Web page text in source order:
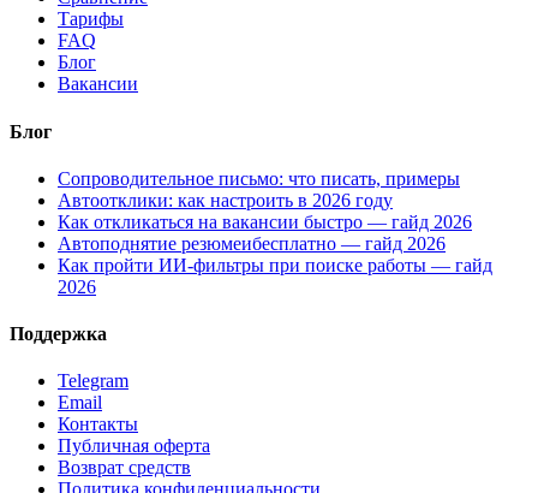
Тарифы
FAQ
Блог
Вакансии
Блог
Сопроводительное письмо: что писать, примеры
Автоотклики: как настроить в 2026 году
Как откликаться на вакансии быстро — гайд 2026
Автоподнятие резюмеибесплатно — гайд 2026
Как пройти ИИ-фильтры при поиске работы — гайд
2026
Поддержка
Telegram
Email
Контакты
Публичная оферта
Возврат средств